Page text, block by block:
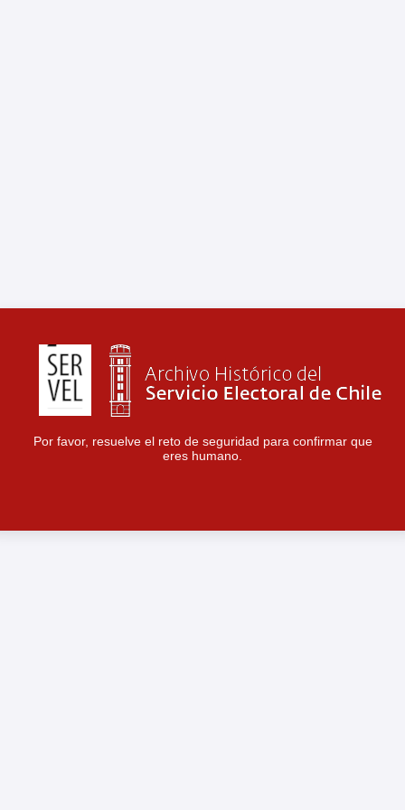
Por favor, resuelve el reto de seguridad para confirmar que
eres humano.